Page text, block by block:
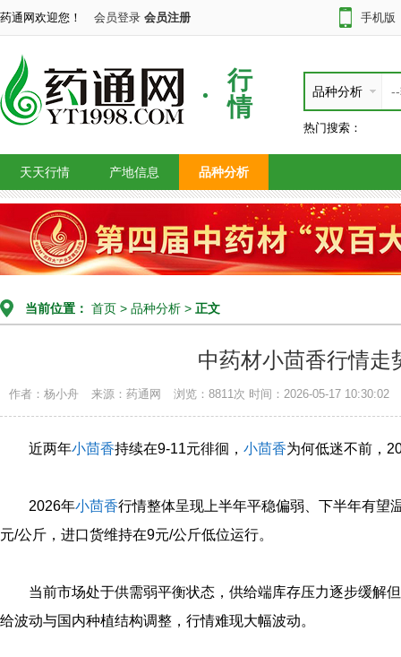
药通网欢迎您！ 会员登录 会员注册 手机版
行
情
品种分析
热门搜索：
天天行情 产地信息 品种分析
当前位置： 首页 > 品种分析 > 正文
中药材小茴香行情走
作者：杨小舟 来源：药通网 浏览：8811次 时间：2026-05-17 10:30:02
近两年小茴香持续在9-11元徘徊， 小茴香为何低迷不前，
2026年小茴香行情整体呈现上半年平稳偏弱、下半年有望
元/公斤，进口货维持在9元/公斤低位运行。
当前市场处于供需弱平衡状态，供给端库存压力逐步缓解
给波动与国内种植结构调整，行情难现大幅波动。